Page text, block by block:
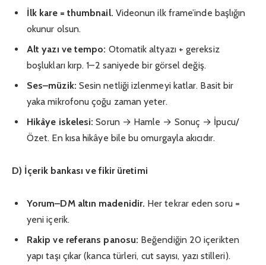
İlk kare = thumbnail. Videonun ilk frame’inde başlığın
okunur olsun.
Alt yazı ve tempo: Otomatik altyazı + gereksiz
boşlukları kırp. 1–2 saniyede bir görsel değiş.
Ses–müzik: Sesin netliği izlenmeyi katlar. Basit bir
yaka mikrofonu çoğu zaman yeter.
Hikâye iskelesi: Sorun → Hamle → Sonuç → İpucu/
Özet. En kısa hikâye bile bu omurgayla akıcıdır.
D) İçerik bankası ve fikir üretimi
Yorum–DM altın madenidir. Her tekrar eden soru =
yeni içerik.
Rakip ve referans panosu: Beğendiğin 20 içerikten
yapı taşı çıkar (kanca türleri, cut sayısı, yazı stilleri).